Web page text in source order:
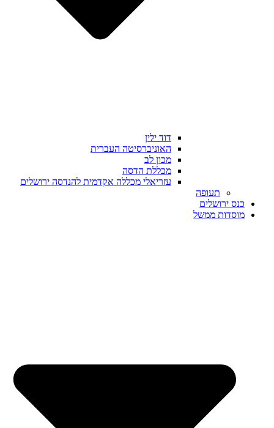
דוד ילין
האוניברסיטה העברית
מכון לב
מכללת הדסה
עזריאלי מכללה אקדמית להנדסה ירושלים
תעופה
כנס ירושלים
מוסדות ממשל